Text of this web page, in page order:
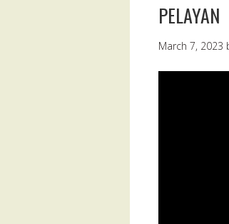
PELAYAN
March 7, 2023